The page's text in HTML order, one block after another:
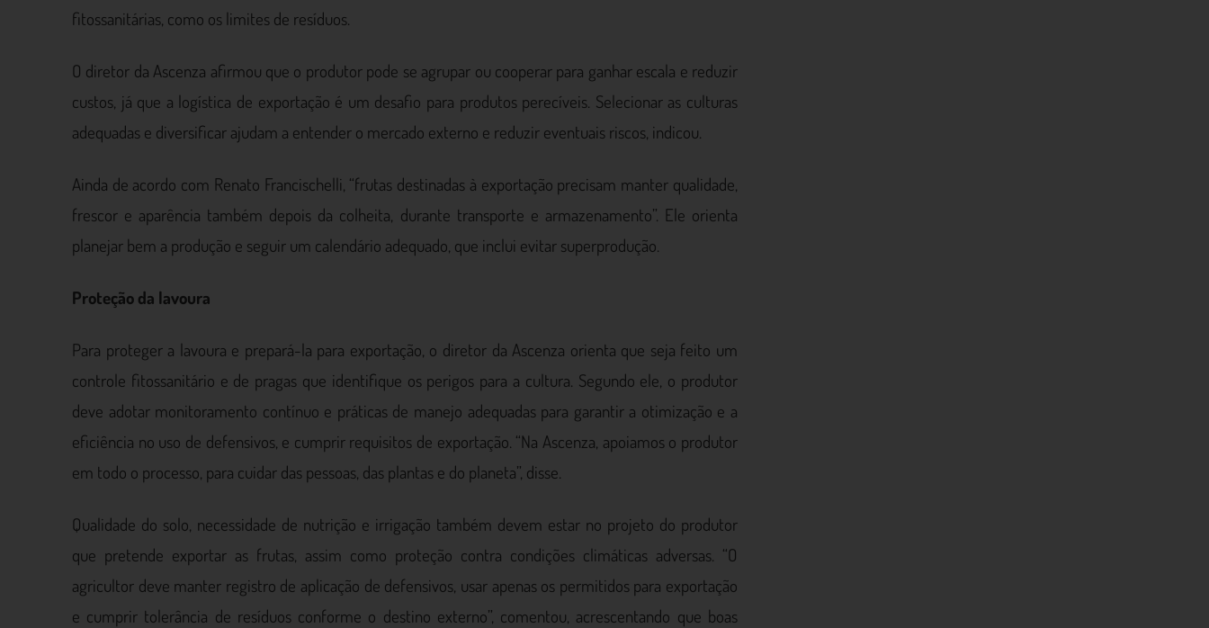
fitossanitárias, como os limites de resíduos.
O diretor da Ascenza afirmou que o produtor pode se agrupar ou cooperar para ganhar escala e reduzir
custos, já que a logística de exportação é um desafio para produtos perecíveis. Selecionar as culturas
adequadas e diversificar ajudam a entender o mercado externo e reduzir eventuais riscos, indicou.
Ainda de acordo com Renato Francischelli, “frutas destinadas à exportação precisam manter qualidade,
frescor e aparência também depois da colheita, durante transporte e armazenamento”. Ele orienta
planejar bem a produção e seguir um calendário adequado, que inclui evitar superprodução.
Proteção da lavoura
Para proteger a lavoura e prepará-la para exportação, o diretor da Ascenza orienta que seja feito um
controle fitossanitário e de pragas que identifique os perigos para a cultura. Segundo ele, o produtor
deve adotar monitoramento contínuo e práticas de manejo adequadas para garantir a otimização e a
eficiência no uso de defensivos, e cumprir requisitos de exportação. “Na Ascenza, apoiamos o produtor
em todo o processo, para cuidar das pessoas, das plantas e do planeta”, disse.
Qualidade do solo, necessidade de nutrição e irrigação também devem estar no projeto do produtor
que pretende exportar as frutas, assim como proteção contra condições climáticas adversas. “O
agricultor deve manter registro de aplicação de defensivos, usar apenas os permitidos para exportação
e cumprir tolerância de resíduos conforme o destino externo”, comentou, acrescentando que boas